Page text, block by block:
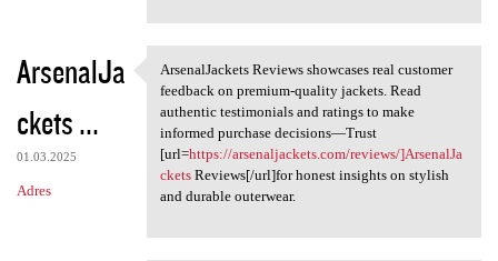
ArsenalJa
ckets ...
01.03.2025
Adres
ArsenalJackets Reviews
ArsenalJackets Reviews showcases real customer
feedback on premium-quality jackets. Read
authentic testimonials and ratings to make
informed purchase decisions—Trust
[url=https://arsenaljackets.com/reviews/]ArsenalJa
cketsReviews[/url]for honest insights on stylish
and durable outerwear.